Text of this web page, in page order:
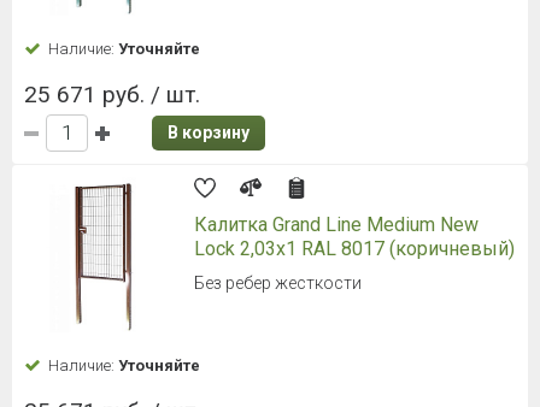
Наличие: Уточняйте
25 671 руб. / шт.
В корзину
Калитка Grand Line Medium New
Lock 2,03x1 RAL 8017 (коричневый)
Без ребер жесткости
Наличие: Уточняйте